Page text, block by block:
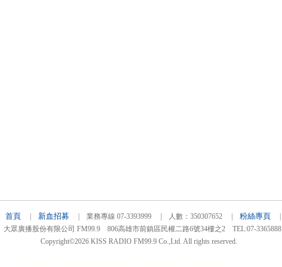
首頁 新血招募 | 業務專線 07-3393999 | 人數：350307652 | 粉絲專頁
大眾廣播股份有限公司 FM99.9 806高雄市前鎮區民權二路6號34樓之2 TEL:07-3365888
Copyright©2026 KISS RADIO FM99.9 Co.,Ltd. All rights reserved.